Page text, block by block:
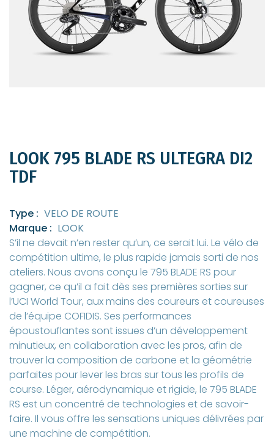
LOOK 795 BLADE RS ULTEGRA DI2
TDF
Type : VELO DE ROUTE
Marque : LOOK
S’il ne devait n’en rester qu’un, ce serait lui. Le vélo de
compétition ultime, le plus rapide jamais sorti de nos
ateliers. Nous avons conçu le 795 BLADE RS pour
gagner, ce qu’il a fait dès ses premières sorties sur
l’UCI World Tour, aux mains des coureurs et coureuses
de l’équipe COFIDIS. Ses performances
époustouflantes sont issues d’un développement
minutieux, en collaboration avec les pros, afin de
trouver la composition de carbone et la géométrie
parfaites pour lever les bras sur tous les profils de
course. Léger, aérodynamique et rigide, le 795 BLADE
RS est un concentré de technologies et de savoir-
faire. Il vous offre les sensations uniques délivrées par
une machine de compétition.